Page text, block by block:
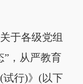
于各级党组
”，从严教育
试行)》(以下